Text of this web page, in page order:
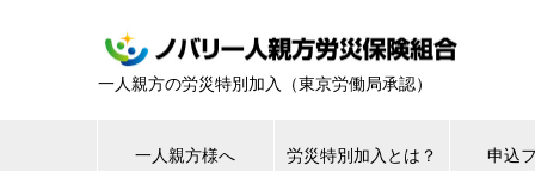
一人親方の労災特別加入（東京労働局承認）
一人親方様へ 労災特別加入とは？ 申込